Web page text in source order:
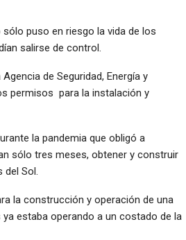
puso en riesgo la vida de los
salirse de control.
de Seguridad, Energía y
permisos para la instalación y
la pandemia que obligó a
sólo tres meses, obtener y construir
del Sol.
la construcción y operación de una
estaba operando a un costado de la